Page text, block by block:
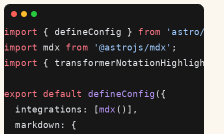
import { defineConfig } from 'astro/
import mdx from '@astrojs/mdx' ;
import { transformerNotationHighlight
export default defineConfig({
  integrations: [
mdx ()],
  markdown: {